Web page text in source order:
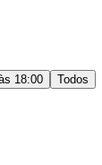
18:00 Todos